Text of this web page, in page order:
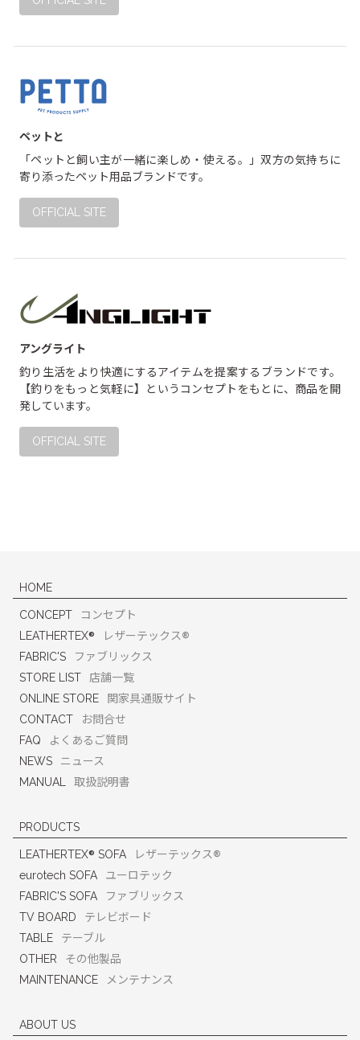
ペットと
「ペットと飼い主が一緒に楽しめ・使える。」双方の気持ちに
寄り添ったペット用品ブランドです。
OFFICIAL SITE
アングライト
釣り生活をより快適にするアイテムを提案するブランドです。
【釣りをもっと気軽に】というコンセプトをもとに、商品を開
発しています。
OFFICIAL SITE
HOME
CONCEPT
コンセプト
LEATHERTEX® レザーテックス®
FABRIC'S
ファブリックス
STORE LIST
店舗一覧
ONLINE STORE
関家具通販サイト
CONTACT
お問合せ
FAQ
よくあるご質問
NEWS
ニュース
MANUAL
取扱説明書
PRODUCTS
LEATHERTEX® SOFA レザーテックス®
eurotech SOFA
ユーロテック
FABRIC'S SOFA
ファブリックス
TV BOARD
テレビボード
TABLE
テーブル
OTHER
その他製品
MAINTENANCE
メンテナンス
ABOUT US